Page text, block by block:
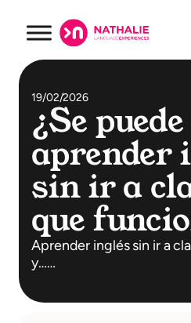
19/02/2026
¿Se puede
aprender
sin ir a
que
Aprender inglés sin ir a
y……